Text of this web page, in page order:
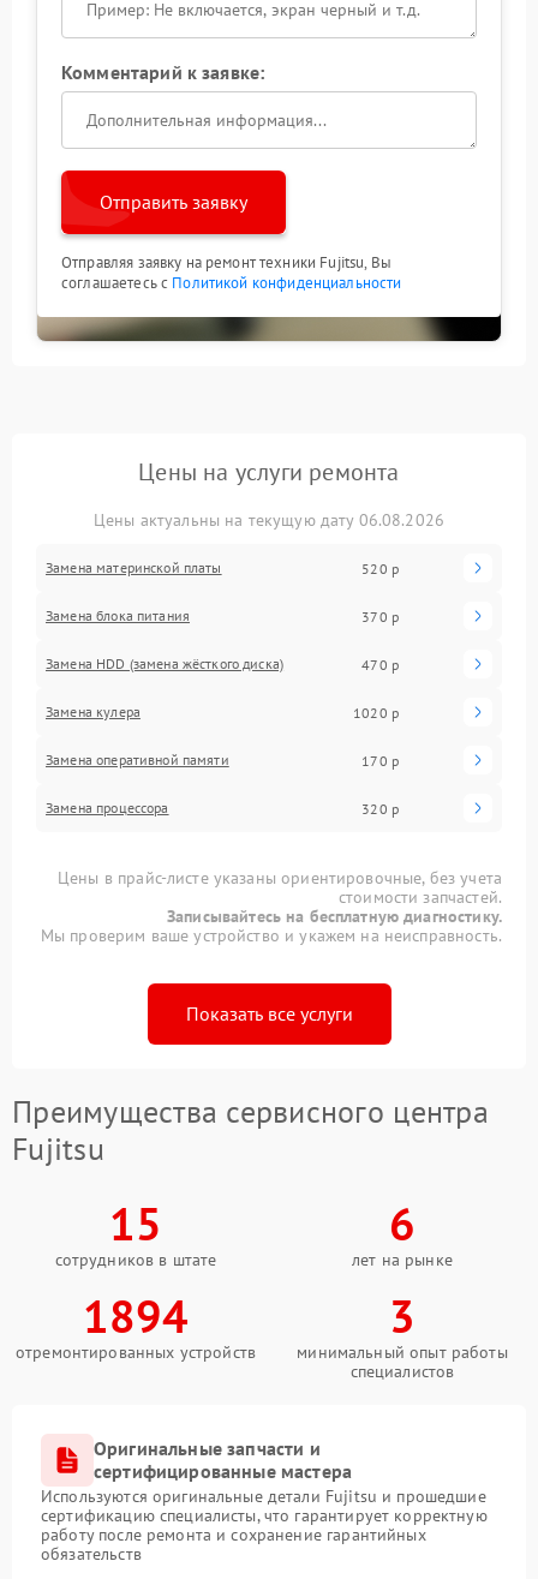
Комментарий к заявке:
Отправить заявку
Отправляя заявку на ремонт техники Fujitsu, Вы
соглашаетесь с Политикой конфиденциальности
Цены на услуги ремонта
Цены актуальны на текущую дату 06.08.2026
Замена материнской платы 520 р
Замена блока питания 370 р
Замена HDD (замена жёсткого диска) 470 р
Замена кулера 1020 р
Замена оперативной памяти 170 р
Замена процессора 320 р
Цены в прайс-листе указаны ориентировочные, без учета
стоимости запчастей.
Записывайтесь на бесплатную диагностику.
Мы проверим ваше устройство и укажем на неисправность.
Показать все услуги
Преимущества сервисного центра
Fujitsu
15
сотрудников в штате
6
лет на рынке
1894
отремонтированных устройств
3
минимальный опыт работы
специалистов
Оригинальные запчасти и
сертифицированные мастера
Используются оригинальные детали Fujitsu и прошедшие
сертификацию специалисты, что гарантирует корректную
работу после ремонта и сохранение гарантийных
обязательств